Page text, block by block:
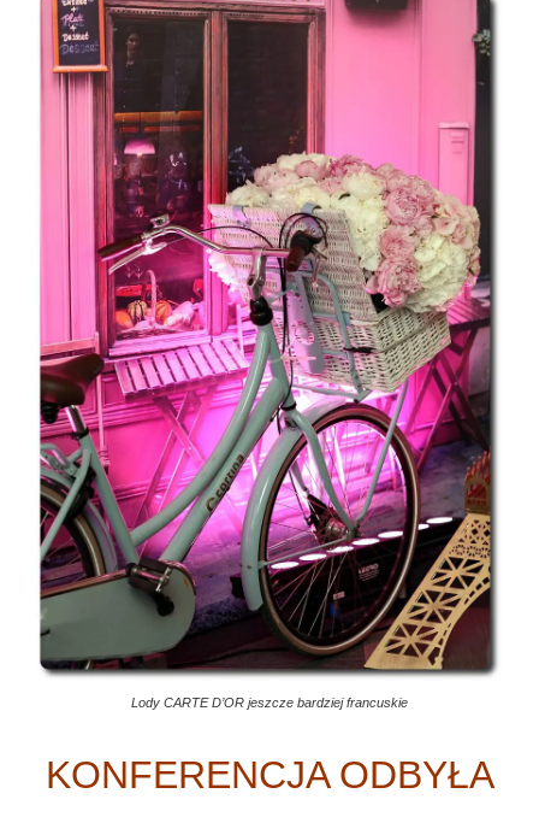
Lody CARTE D’OR jeszcze bardziej francuskie
KONFERENCJA ODBYŁA